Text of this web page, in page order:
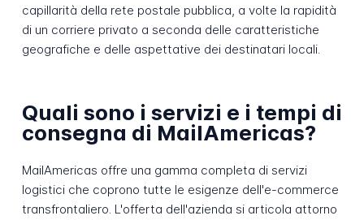
capillarità della rete postale pubblica, a volte la rapidità
di un corriere privato a seconda delle caratteristiche
geografiche e delle aspettative dei destinatari locali.
Quali sono i servizi e i tempi di
consegna di MailAmericas?
MailAmericas offre una gamma completa di servizi
logistici che coprono tutte le esigenze dell'e-commerce
transfrontaliero. L'offerta dell'azienda si articola attorno